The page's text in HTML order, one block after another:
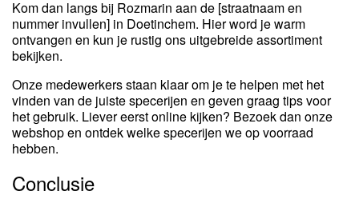
Kom dan langs bij Rozmarin aan de [straatnaam en
nummer invullen] in Doetinchem. Hier word je warm
ontvangen en kun je rustig ons uitgebreide assortiment
bekijken.
Onze medewerkers staan klaar om je te helpen met het
vinden van de juiste specerijen en geven graag tips voor
het gebruik. Liever eerst online kijken? Bezoek dan onze
webshop en ontdek welke specerijen we op voorraad
hebben.
Conclusie